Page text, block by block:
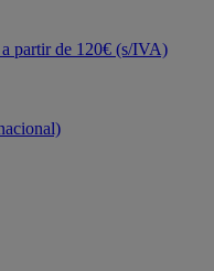
partir de 120€ (s/IVA)